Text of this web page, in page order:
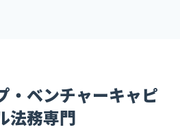
・ベンチャーキャピ
法務専門